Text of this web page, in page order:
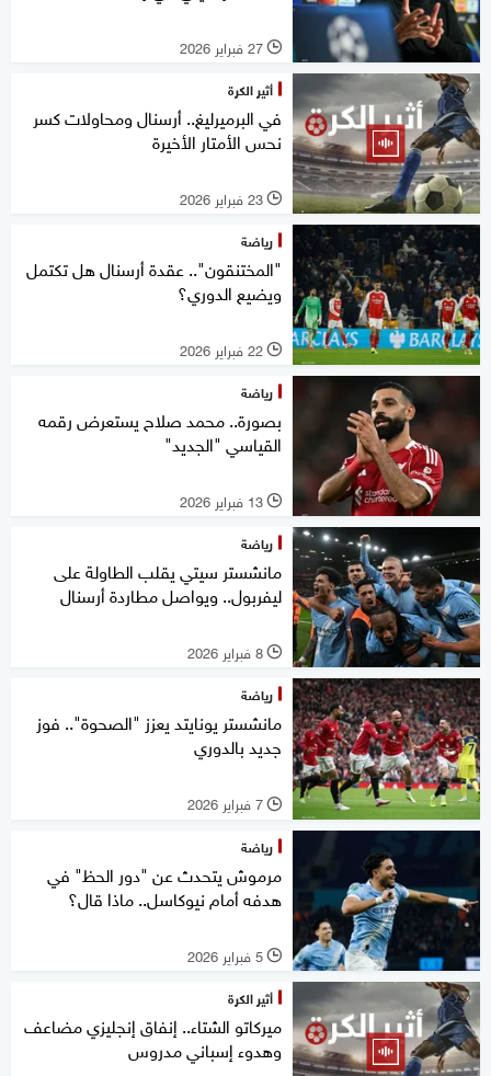
l 27 فبراير 2026
أثير الكرة
في البرميرليغ.. أرسنال ومحاولات كسر
نحس الأمتار الأخيرة
l 23 فبراير 2026
رياضة
"المختنقون".. عقدة أرسنال هل تكتمل
ويضيع الدوري؟
l 22 فبراير 2026
رياضة
بصورة.. محمد صلاح يستعرض رقمه
القياسي "الجديد"
l 13 فبراير 2026
رياضة
مانشستر سيتي يقلب الطاولة على
ليفربول.. ويواصل مطاردة أرسنال
l 8 فبراير 2026
رياضة
مانشستر يونايتد يعزز "الصحوة".. فوز
جديد بالدوري
l 7 فبراير 2026
رياضة
مرموش يتحدث عن "دور الحظ" في
هدفه أمام نيوكاسل.. ماذا قال؟
l 5 فبراير 2026
أثير الكرة
ميركاتو الشتاء.. إنفاق إنجليزي مضاعف
وهدوء إسباني مدروس